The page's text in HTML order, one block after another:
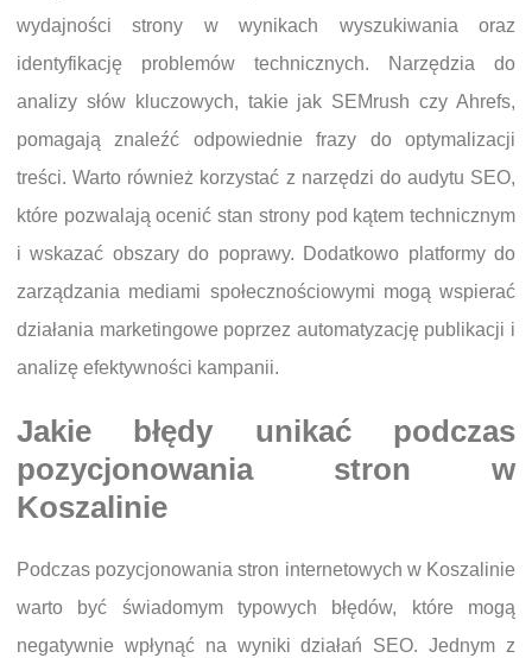
wydajności strony w wynikach wyszukiwania oraz
identyfikację problemów technicznych. Narzędzia do
analizy słów kluczowych, takie jak SEMrush czy Ahrefs,
pomagają znaleźć odpowiednie frazy do optymalizacji
treści. Warto również korzystać z narzędzi do audytu SEO,
które pozwalają ocenić stan strony pod kątem technicznym
i wskazać obszary do poprawy. Dodatkowo platformy do
zarządzania mediami społecznościowymi mogą wspierać
działania marketingowe poprzez automatyzację publikacji i
analizę efektywności kampanii.
Jakie błędy unikać podczas
pozycjonowania stron w
Koszalinie
Podczas pozycjonowania stron internetowych w Koszalinie
warto być świadomym typowych błędów, które mogą
negatywnie wpłynąć na wyniki działań SEO. Jednym z